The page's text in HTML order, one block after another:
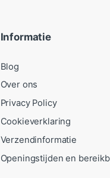
Informatie
Blog
Over ons
Privacy Policy
Cookieverklaring
Verzendinformatie
Openingstijden en